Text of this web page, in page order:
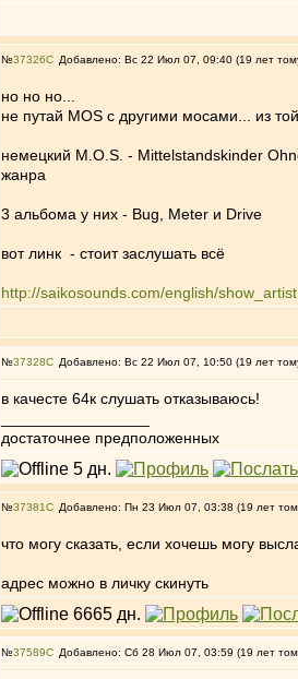
№37326 Добавлено: Вс 22 Июл 07, 09:40 (19 лет
но но но...
не путай МОS с другими мосами... из
немецкий M.O.S. - Mittelstandskinder
жанра
3 альбома у них - Bug, Meter и Drive
вот линк - стоит заслушать всё
http://saikosounds.com/english/
№37328 Добавлено: Вс 22 Июл 07, 10:50 (19 лет
в качесте 64к слушать отказываюсь!
достаточнее предположенных
№37381 Добавлено: Пн 23 Июл 07, 03:38 (19 лет
что могу сказать, если хочешь могу
адрес можно в личку скинуть
№37589 Добавлено: Сб 28 Июл 07, 03:59 (19 лет